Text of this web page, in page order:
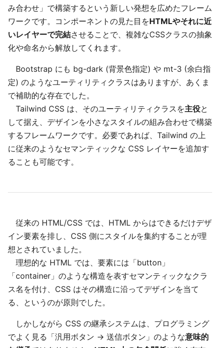
み合わせ」で構築するという新しい発想を広めたフレーム
ワークです。コンポーネントの見た目をHTMLやそれに近
いレイヤーで完結させることで、複雑なCSSクラスの抽象
化や命名から解放してくれます。
Bootstrap にも bg-dark (背景色指定) や mt-3 (余白指
定) のようなユーティリティクラスはありますが、あくま
で補助的な存在でした。
Tailwind CSS は、そのユーティリティクラスを主役と
して据え、デザインを小さなスタイルの組み合わせで構築
するフレームワークです。必要であれば、Tailwind の上
に従来のようなセマンティックな CSS レイヤーを追加す
ることも可能です。
従来の HTML/CSS では、HTML からはできるだけデザ
イン要素を排し、CSS 側にスタイルを集約することが理
想とされていました。
理想的な HTML では、要素には「button」
「container」のような構造を表すセマンティックなクラ
ス名を付け、CSS はその構造に沿ってデザインを当て
る、というのが原則でした。
しかしながら CSS の継承システムは、プログラミング
でよく見る「汎用ボタン → 送信ボタン」のような意味的